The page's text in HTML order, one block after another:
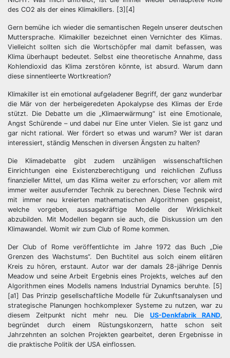
des CO2 als der eines Klimakillers. [3][4]
Gern bemühe ich wieder die semantischen Regeln unserer deutschen
Muttersprache. Klimakiller bezeichnet einen Vernichter des Klimas.
Vielleicht sollten sich die Wortschöpfer mal damit befassen, was
Klima überhaupt bedeutet. Selbst eine theoretische Annahme, dass
Kohlendioxid das Klima zerstören könnte, ist absurd. Warum dann
diese sinnentleerte Wortkreation?
Klimakiller ist ein emotional aufgeladener Begriff, der ganz wunderbar
die Mär von der herbeigeredeten Apokalypse des Klimas der Erde
stützt. Die Debatte um die „Klimaerwärmung“ ist eine Emotionale,
Angst Schürende – und dabei nur Eine unter Vielen. Sie ist ganz und
gar nicht rational. Wer fördert so etwas und warum? Wer ist daran
interessiert, ständig Menschen in diversen Ängsten zu halten?
Die Klimadebatte gibt zudem unzähligen wissenschaftlichen
Einrichtungen eine Existenzberechtigung und reichlichen Zufluss
finanzieller Mittel, um das Klima weiter zu erforschen; vor allem mit
immer weiter ausufernder Technik zu berechnen. Diese Technik wird
mit immer neu kreierten mathematischen Algorithmen gespeist,
welche vorgeben, aussagekräftige Modelle der Wirklichkeit
abzubilden. Mit Modellen begann sie auch, die Diskussion um den
Klimawandel. Womit wir zum Club of Rome kommen.
Der Club of Rome veröffentlichte im Jahre 1972 das Buch „Die
Grenzen des Wachstums“. Den Buchtitel aus solch einem elitären
Kreis zu hören, erstaunt. Autor war der damals 28-jährige Dennis
Meadow und seine Arbeit Ergebnis eines Projekts, welches auf den
Algorithmen eines Modells namens Industrial Dynamics beruhte. [5]
[a1] Das Prinzip gesellschaftliche Modelle für Zukunftsanalysen und
strategische Planungen hochkomplexer Systeme zu nutzen, war zu
diesem Zeitpunkt nicht mehr neu. Die US-Denkfabrik RAND,
begründet durch einem Rüstungskonzern, hatte schon seit
Jahrzehnten an solchen Projekten gearbeitet, deren Ergebnisse in
die praktische Politik der USA einflossen.